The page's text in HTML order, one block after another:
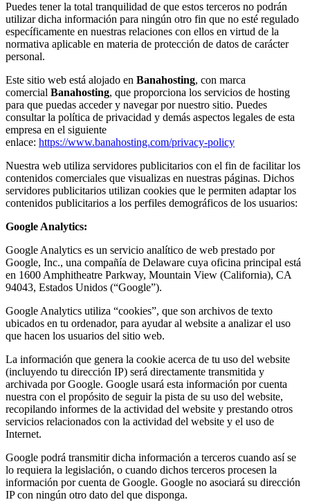
Puedes tener la total tranquilidad de que estos terceros no podrán
utilizar dicha información para ningún otro fin que no esté regulado
específicamente en nuestras relaciones con ellos en virtud de la
normativa aplicable en materia de protección de datos de carácter
personal.
Este sitio web está alojado en Banahosting, con marca
comercial Banahosting, que proporciona los servicios de hosting
para que puedas acceder y navegar por nuestro sitio. Puedes
consultar la política de privacidad y demás aspectos legales de esta
empresa en el siguiente
enlace: https://www.banahosting.com/privacy-policy
Nuestra web utiliza servidores publicitarios con el fin de facilitar los
contenidos comerciales que visualizas en nuestras páginas. Dichos
servidores publicitarios utilizan cookies que le permiten adaptar los
contenidos publicitarios a los perfiles demográficos de los usuarios:
Google Analytics:
Google Analytics es un servicio analítico de web prestado por
Google, Inc., una compañía de Delaware cuya oficina principal está
en 1600 Amphitheatre Parkway, Mountain View (California), CA
94043, Estados Unidos (“Google”).
Google Analytics utiliza “cookies”, que son archivos de texto
ubicados en tu ordenador, para ayudar al website a analizar el uso
que hacen los usuarios del sitio web.
La información que genera la cookie acerca de tu uso del website
(incluyendo tu dirección IP) será directamente transmitida y
archivada por Google. Google usará esta información por cuenta
nuestra con el propósito de seguir la pista de su uso del website,
recopilando informes de la actividad del website y prestando otros
servicios relacionados con la actividad del website y el uso de
Internet.
Google podrá transmitir dicha información a terceros cuando así se
lo requiera la legislación, o cuando dichos terceros procesen la
información por cuenta de Google. Google no asociará su dirección
IP con ningún otro dato del que disponga.